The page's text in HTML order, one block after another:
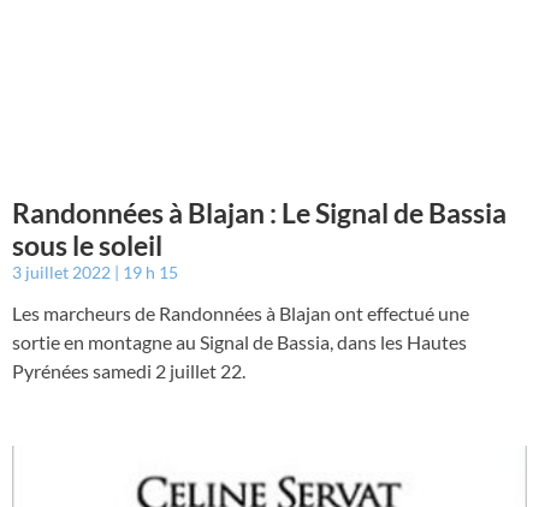
Randonnées à Blajan : Le Signal de Bassia
sous le soleil
3 juillet 2022 19 h 15
Les marcheurs de Randonnées à Blajan ont effectué une
sortie en montagne au Signal de Bassia, dans les Hautes
Pyrénées samedi 2 juillet 22.